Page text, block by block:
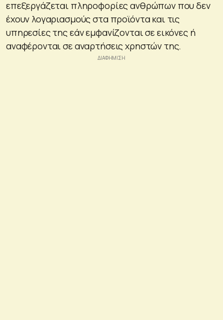
επεξεργάζεται πληροφορίες ανθρώπων που δεν
έχουν λογαριασμούς στα προϊόντα και τις
υπηρεσίες της εάν εμφανίζονται σε εικόνες ή
αναφέρονται σε αναρτήσεις χρηστών της.